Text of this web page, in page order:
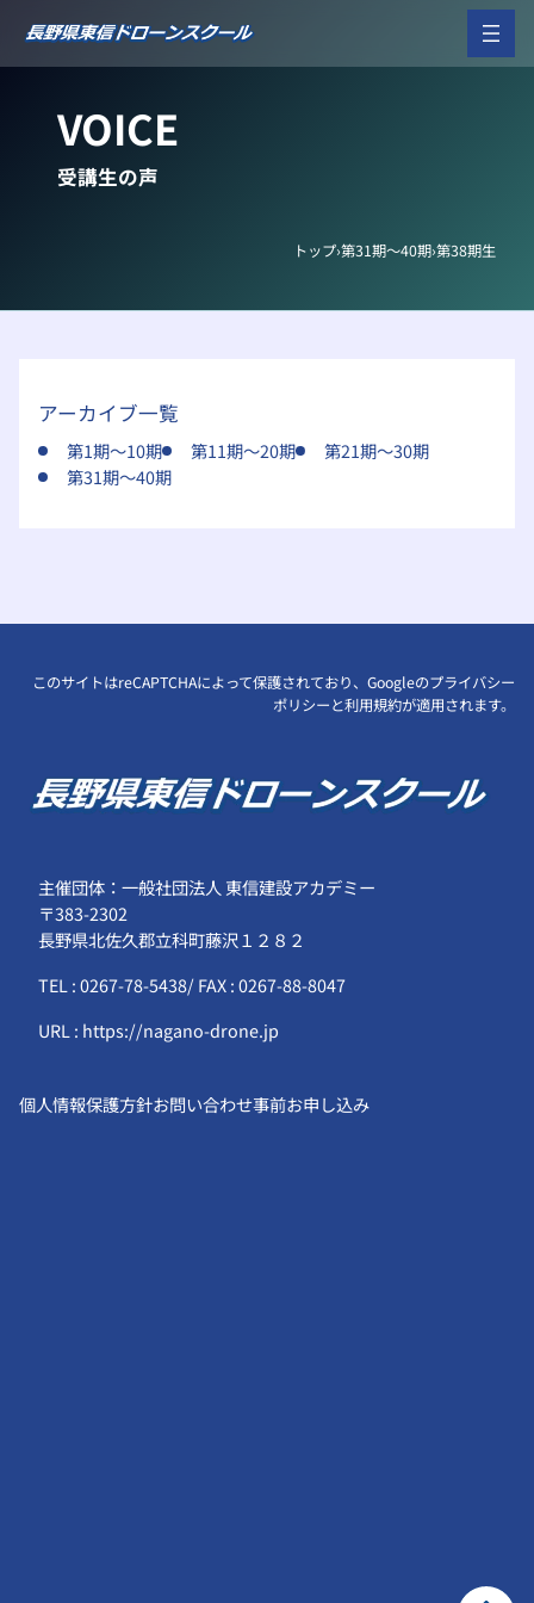
を
VOICE
受講生の声
トップ›第31期～40期›第38期生
アーカイブ一覧
第1期～10期 第11期～20期
第21期～30期
第31期～40期
このサイトはreCAPTCHAによって保護されており、Googleのプライバシー
ポリシーと利用規約が適用されます。
主催団体：一般社団法人 東信建設アカデミー
〒383-2302
長野県北佐久郡立科町藤沢１２８２
TEL : 0267-78-5438/ FAX : 0267-88-8047
URL : https://nagano-drone.jp
個人情報保護方針お問い合わせ事前お申し込み